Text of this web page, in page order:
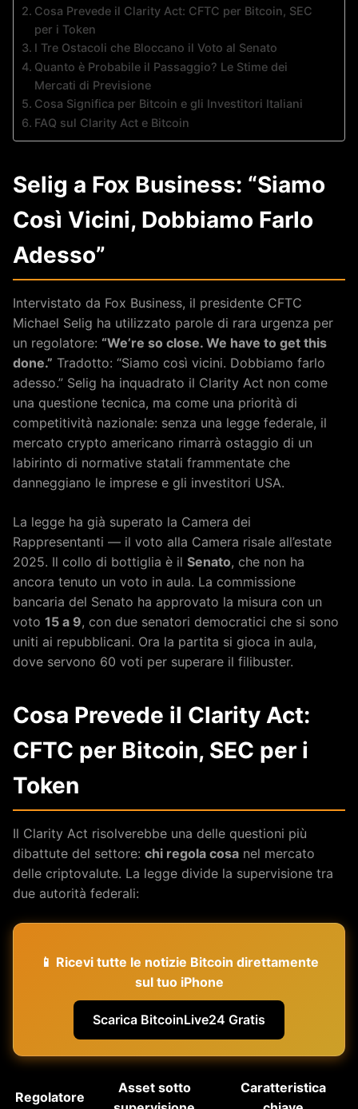
Cosa Prevede il Clarity Act: CFTC per Bitcoin, SEC
per i Token
I Tre Ostacoli che Bloccano il Voto al Senato
Quanto è Probabile il Passaggio? Le Stime dei
Mercati di Previsione
Cosa Significa per Bitcoin e gli Investitori Italiani
FAQ sul Clarity Act e Bitcoin
Selig a Fox Business: “Siamo
Così Vicini, Dobbiamo Farlo
Adesso”
Intervistato da Fox Business, il presidente CFTC
Michael Selig ha utilizzato parole di rara urgenza per
un regolatore: “We’re so close. We have to get this
done.” Tradotto: “Siamo così vicini. Dobbiamo farlo
adesso.” Selig ha inquadrato il Clarity Act non come
una questione tecnica, ma come una priorità di
competitività nazionale: senza una legge federale, il
mercato crypto americano rimarrà ostaggio di un
labirinto di normative statali frammentate che
danneggiano le imprese e gli investitori USA.
La legge ha già superato la Camera dei
Rappresentanti — il voto alla Camera risale all’estate
2025. Il collo di bottiglia è il Senato, che non ha
ancora tenuto un voto in aula. La commissione
bancaria del Senato ha approvato la misura con un
voto 15 a 9, con due senatori democratici che si sono
uniti ai repubblicani. Ora la partita si gioca in aula,
dove servono 60 voti per superare il filibuster.
Cosa Prevede il Clarity Act:
CFTC per Bitcoin, SEC per i
Token
Il Clarity Act risolverebbe una delle questioni più
dibattute del settore: chi regola cosa nel mercato
delle criptovalute. La legge divide la supervisione tra
due autorità federali:
📱 Ricevi tutte le notizie Bitcoin direttamente
sul tuo iPhone
Scarica BitcoinLive24 Gratis
Regolatore
Asset sotto
Caratteristica